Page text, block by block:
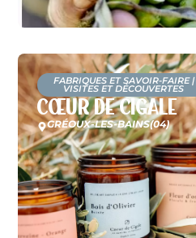
FABRIQUES ET SAVOIR-FAIRE|
VISITES ET DÉCOUVERTES
Cœur de Cigale
GRÉOUX-LES-BAINS(04)